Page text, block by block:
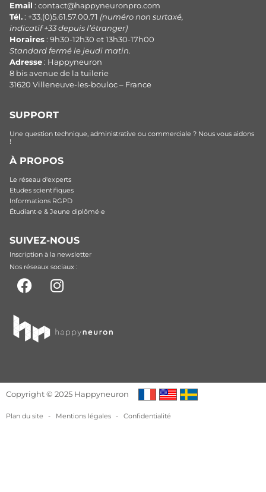
Email : contact@happyneuronpro.com
Tél. : +33.(0)5.61.57.00.71 (numéro non surtaxé,
indicatif +33 depuis l’étranger)
Horaires : 9h30-12h30 et 13h30-17h00
Standard fermé le jeudi matin.
Adresse : Happyneuron
8 bis avenue de la tuilerie
31620 Villeneuve-les-bouloc – France
SUPPORT
Une question technique, administrative ou commerciale ? Nous vous aidons
!
À PROPOS
Le réseau d'experts
Etudes scientifiques
Informations RGPD
Étudiant·e & Jeune diplômé·e
SUIVEZ-NOUS
Inscription à la newsletter
Nos réseaux sociaux :
Copyright © 2025 Happyneuron
Plan du site - Mentions légales - Confidentialité